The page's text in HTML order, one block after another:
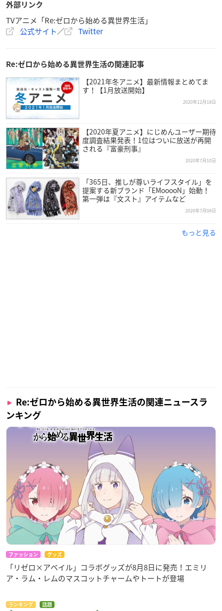
作品概要
TVアニメ「Re:ゼロから始める異世界生活」2nd s
【放送情報】
AT-X：2021年1月6日より毎週水曜日2
2:30～
～、毎週火曜日16:30～
TOKYO MX：2021年1月6日より毎週水
曜日23:30～
テレビ北海道：2021年1月7日より毎週
木曜日26:00～
KHB東日本放送：2021年1月7日より
毎週木曜日25:31～
テレビ愛知：2021年1月7日より毎週木曜日25:30～
監督：渡邊政治
シリーズ構成：横谷昌宏
キャラクターデザイン・総作画監督：坂井久太
音楽：末廣健一郎
アニメーション制作：WHITE FOX
製作：Re:ゼロから始める異世界生活2製作委員会
【キャスト】
ナツキ・スバル：小林裕介
エミリア：高橋李依
パック：内山夕実
レム：水瀬いのり
ラム：村川梨衣
ベアトリス：新井里美
ロズワール・L・メイザース：子安武人
ガーフィール・テンゼル：岡本信彦
フレデリカ・バウマン：名塚佳織
外部リンク
TVアニメ「Re:ゼロから始める異世界生活」
公式サイト／ Twitter
Re:ゼロから始める異世界生活の関連記事
【2021年冬アニメ】最新情報まとめてま
す！【1月放送開始】
2020年12月18日
【2020年夏アニメ】にじめんユーザー期待
度調査結果発表！1位はついに放送が再開
される『富豪刑事』
2020年7月10日
「365日、推しが尊いライフスタイル」を
提案する新ブランド「EMooooN」始動！
第一弾は『文スト』アイテムなど
2020年7月08日
もっと見る
Re:ゼロから始める異世界生活の関連ニュースラ
ンキング
ファッション グッズ
「リゼロ×アベイル」コラボグッズが8月8日に発売！エミリ
ア・ラム・レムのマスコットチャームやトートが登場
ランキング 話題